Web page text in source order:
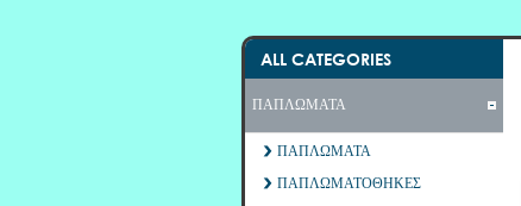
ALL CATEGORIES
ΠΑΠΛΩΜΑΤΑ
ΠΑΠΛΩΜΑΤΑ
ΠΑΠΛΩΜΑΤΟΘΗΚΕΣ